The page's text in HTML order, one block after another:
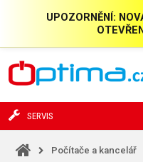
UPOZORNĚNÍ:
SERVIS
Počítače a kancelář